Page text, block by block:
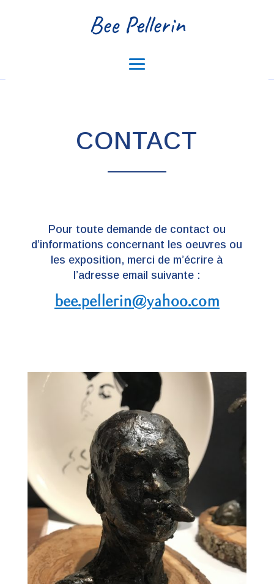
Bee Pellerin
CONTACT
Pour toute demande de contact ou
d’informations concernant les oeuvres ou
les exposition, merci de m’écrire à
l’adresse email suivante :
bee.pellerin@yahoo.com